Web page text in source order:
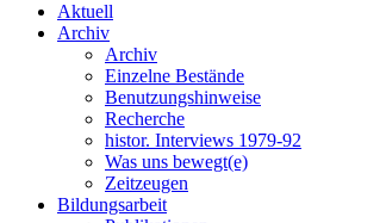
Aktuell
Archiv
Archiv
Einzelne Bestände
Benutzungshinweise
Recherche
histor. Interviews 1979-92
Was uns bewegt(e)
Zeitzeugen
Bildungsarbeit